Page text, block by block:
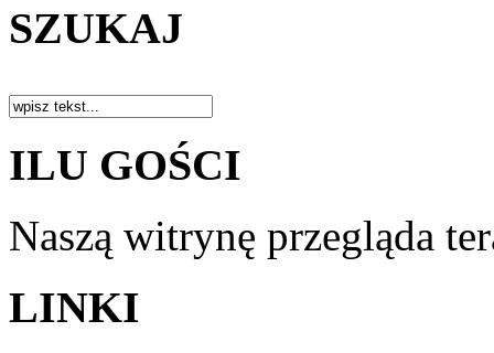
SZUKAJ
ILU GOŚCI
Naszą witrynę przegląda
LINKI